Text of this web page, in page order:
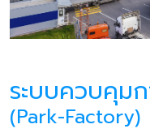
ระบบควบคุมก
(Park-Factory)